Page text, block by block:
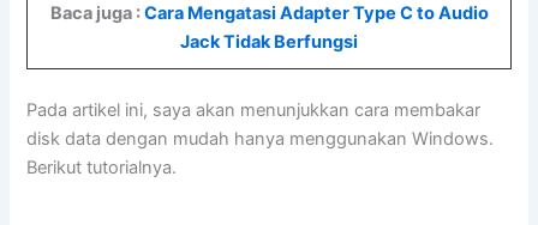
Baca juga :Cara Mengatasi Adapter Type C to Audio
Jack Tidak Berfungsi
Pada artikel ini, saya akan menunjukkan cara membakar
disk data dengan mudah hanya menggunakan Windows.
Berikut tutorialnya.